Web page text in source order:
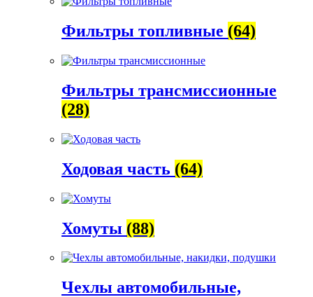
Фильтры топливные (64)
Фильтры трансмиссионные
(28)
Ходовая часть (64)
Хомуты (88)
Чехлы автомобильные,